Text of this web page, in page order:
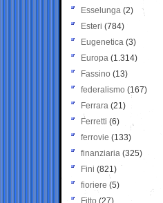
Esselunga (2)
Esteri (784)
Eugenetica (3)
Europa (1.314)
Fassino (13)
federalismo (167)
Ferrara (21)
Ferretti (6)
ferrovie (133)
finanziaria (325)
Fini (821)
fioriere (5)
Fitto (27)